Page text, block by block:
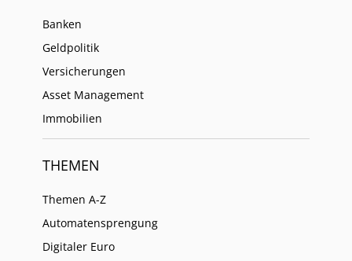
Banken
Geldpolitik
Versicherungen
Asset Management
Immobilien
THEMEN
Themen A-Z
Automatensprengung
Digitaler Euro